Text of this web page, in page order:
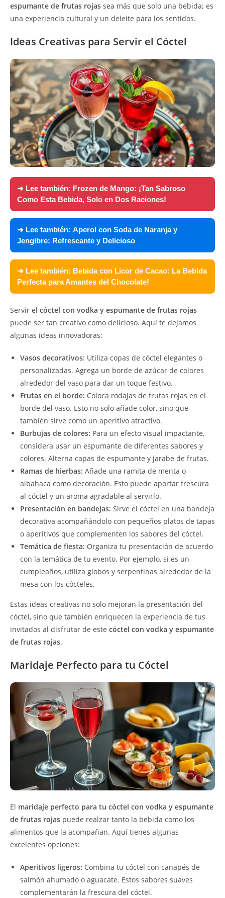
espumante de frutas rojas sea más que solo una bebida; es
una experiencia cultural y un deleite para los sentidos.
Ideas Creativas para Servir el Cóctel
➜ Lee también: Frozen de Mango: ¡Tan Sabroso
Como Esta Bebida, Solo en Dos Raciones!
➜ Lee también: Aperol con Soda de Naranja y
Jengibre: Refrescante y Delicioso
➜ Lee también: Bebida con Licor de Cacao: La Bebida
Perfecta para Amantes del Chocolate!
Servir el cóctel con vodka y espumante de frutas rojas
puede ser tan creativo como delicioso. Aquí te dejamos
algunas ideas innovadoras:
Vasos decorativos: Utiliza copas de cóctel elegantes o
personalizadas. Agrega un borde de azúcar de colores
alrededor del vaso para dar un toque festivo.
Frutas en el borde: Coloca rodajas de frutas rojas en el
borde del vaso. Esto no solo añade color, sino que
también sirve como un aperitivo atractivo.
Burbujas de colores: Para un efecto visual impactante,
considera usar un espumante de diferentes sabores y
colores. Alterna capas de espumante y jarabe de frutas.
Ramas de hierbas: Añade una ramita de menta o
albahaca como decoración. Esto puede aportar frescura
al cóctel y un aroma agradable al servirlo.
Presentación en bandejas: Sirve el cóctel en una bandeja
decorativa acompañándolo con pequeños platos de tapas
o aperitivos que complementen los sabores del cóctel.
Temática de fiesta: Organiza tu presentación de acuerdo
con la temática de tu evento. Por ejemplo, si es un
cumpleaños, utiliza globos y serpentinas alrededor de la
mesa con los cócteles.
Estas ideas creativas no solo mejoran la presentación del
cóctel, sino que también enriquecen la experiencia de tus
invitados al disfrutar de este cóctel con vodka y espumante
de frutas rojas.
Maridaje Perfecto para tu Cóctel
El maridaje perfecto para tu cóctel con vodka y espumante
de frutas rojas puede realzar tanto la bebida como los
alimentos que la acompañan. Aquí tienes algunas
excelentes opciones:
Aperitivos ligeros: Combina tu cóctel con canapés de
salmón ahumado o aguacate. Estos sabores suaves
complementarán la frescura del cóctel.